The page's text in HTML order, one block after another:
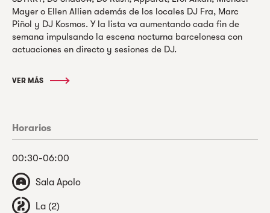
Mayer o Ellen Allien además de los locales DJ Fra, Marc
Piñol y DJ Kosmos. Y la lista va aumentando cada fin de
semana impulsando la escena nocturna barcelonesa con
actuaciones en directo y sesiones de DJ.
VER MÁS
Horarios
00:30-06:00
Sala Apolo
La (2)